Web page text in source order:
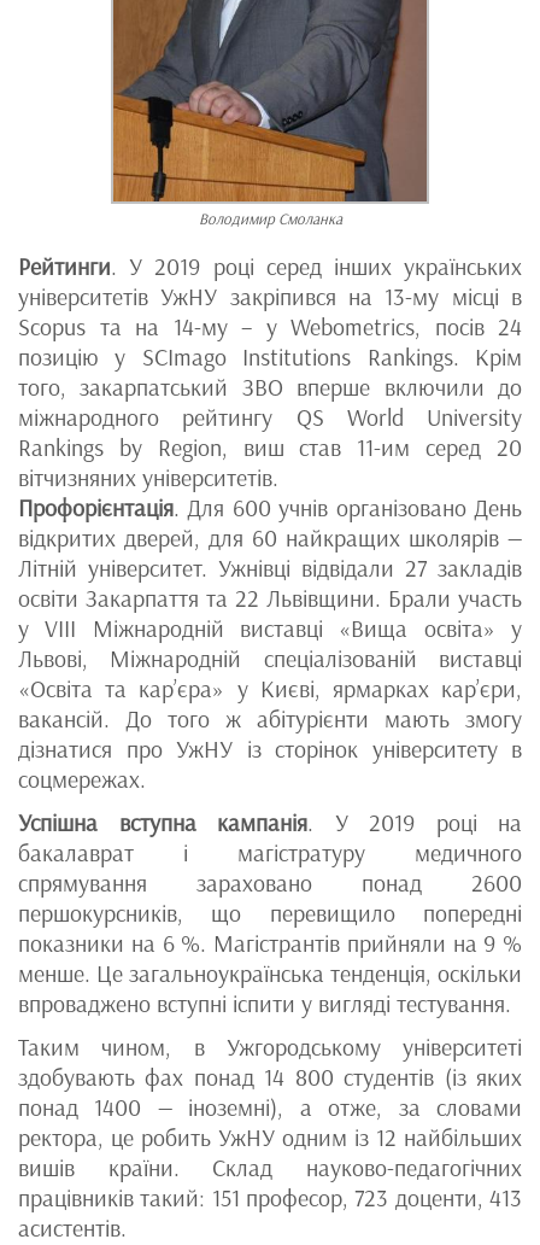
Володимир Смоланка
Рейтинги. У 2019 році серед інших українських
університетів УжНУ закріпився на 13-му місці в
Scopus та на 14-му – у Webometrics, посів 24
позицію у SCImago Institutions Rankings. Крім
того, закарпатський ЗВО вперше включили до
міжнародного рейтингу QS World University
Rankings by Region, виш став 11-им серед 20
вітчизняних університетів.
Профорієнтація. Для 600 учнів організовано День
відкритих дверей, для 60 найкращих школярів —
Літній університет. Ужнівці відвідали 27 закладів
освіти Закарпаття та 22 Львівщини. Брали участь
у VIII Міжнародній виставці «Вища освіта» у
Львові, Міжнародній спеціалізованій виставці
«Освіта та кар’єра» у Києві, ярмарках кар’єри,
вакансій. До того ж абітурієнти мають змогу
дізнатися про УжНУ із сторінок університету в
соцмережах.
Успішна вступна кампанія. У 2019 році на
бакалаврат і магістратуру медичного
спрямування зараховано понад 2600
першокурсників, що перевищило попередні
показники на 6 %. Магістрантів прийняли на 9 %
менше. Це загальноукраїнська тенденція, оскільки
впроваджено вступні іспити у вигляді тестування.
Таким чином, в Ужгородському університеті
здобувають фах понад 14 800 студентів (із яких
понад 1400 — іноземні), а отже, за словами
ректора, це робить УжНУ одним із 12 найбільших
вишів країни. Склад науково-педагогічних
працівників такий: 151 професор, 723 доценти, 413
асистентів.